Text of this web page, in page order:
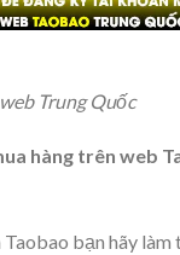
Trung Quốc
hàng trên web
bạn hãy